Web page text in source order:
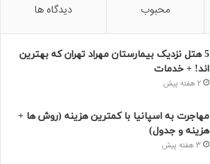
محبوب دیدگاه ها
5 هتل نزدیک بیمارستان مهراد تهران که بهترین‌
اند! + خدمات
2 هفته پیش
مهاجرت به اسپانیا با کمترین هزینه (روش ها +
هزینه و جدول)
3 هفته پیش